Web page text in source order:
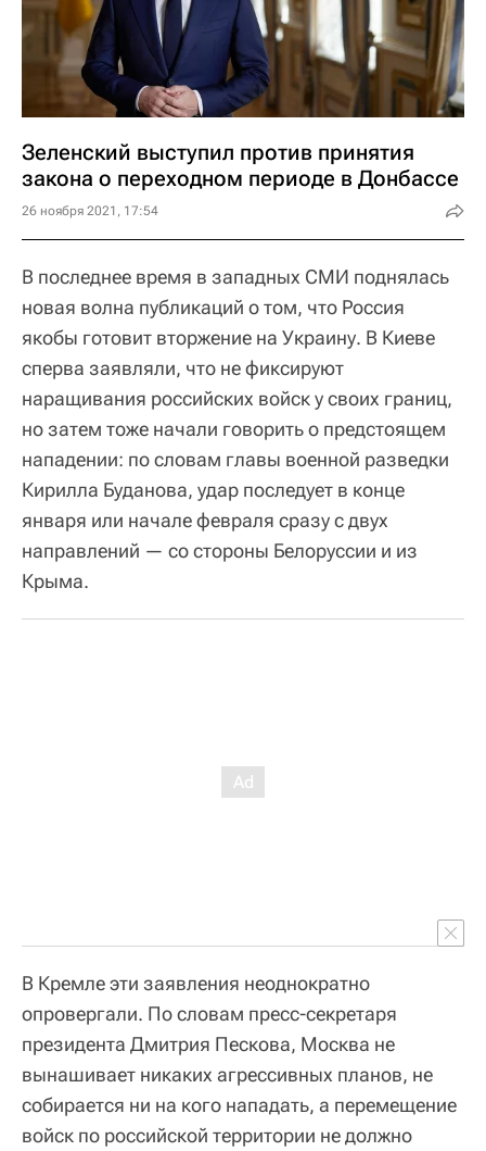
Зеленский выступил против принятия
закона о переходном периоде в Донбассе
26 ноября 2021, 17:54
В последнее время в западных СМИ поднялась
новая волна публикаций о том, что Россия
якобы готовит вторжение на Украину. В Киеве
сперва заявляли, что не фиксируют
наращивания российских войск у своих границ,
но затем тоже начали говорить о предстоящем
нападении: по словам главы военной разведки
Кирилла Буданова, удар последует в конце
января или начале февраля сразу с двух
направлений — со стороны Белоруссии и из
Крыма.
В Кремле эти заявления неоднократно
опровергали. По словам пресс-секретаря
президента Дмитрия Пескова, Москва не
вынашивает никаких агрессивных планов, не
собирается ни на кого нападать, а перемещение
войск по российской территории не должно